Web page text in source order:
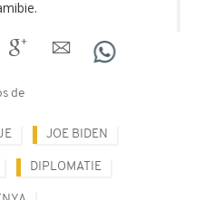
de
JOE BIDEN
DIPLOMATIE